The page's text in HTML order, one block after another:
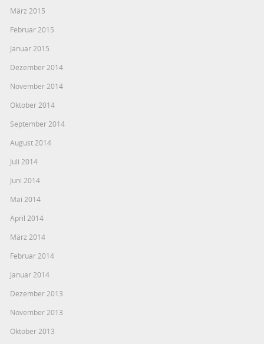
März 2015
Februar 2015
Januar 2015
Dezember 2014
November 2014
Oktober 2014
September 2014
August 2014
Juli 2014
Juni 2014
Mai 2014
April 2014
März 2014
Februar 2014
Januar 2014
Dezember 2013
November 2013
Oktober 2013